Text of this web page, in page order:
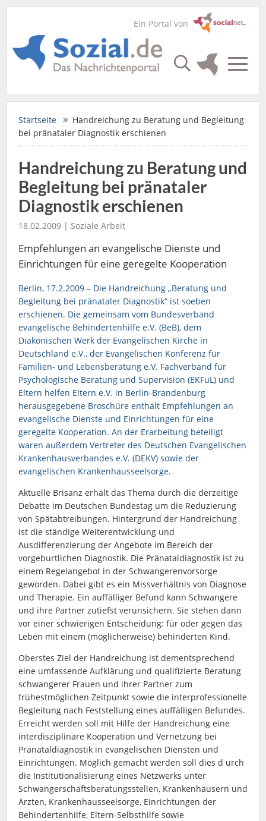
Ein Portal von
Startseite
Handreichung zu Beratung und Begleitung
bei pränataler Diagnostik erschienen
Handreichung zu Beratung und
Begleitung bei pränataler
Diagnostik erschienen
18.02.2009 | Soziale Arbeit
Empfehlungen an evangelische Dienste und
Einrichtungen für eine geregelte Kooperation
Berlin, 17.2.2009 – Die Handreichung „Beratung und
Begleitung bei pränataler Diagnostik“ ist soeben
erschienen. Die gemeinsam vom Bundesverband
evangelische Behindertenhilfe e.V. (BeB), dem
Diakonischen Werk der Evangelischen Kirche in
Deutschland e.V., der Evangelischen Konferenz für
Familien- und Lebensberatung e.V. Fachverband für
Psychologische Beratung und Supervision (EKFuL) und
Eltern helfen Eltern e.V. in Berlin-Brandenburg
herausgegebene Broschüre enthält Empfehlungen an
evangelische Dienste und Einrichtungen für eine
geregelte Kooperation. An der Erarbeitung beteiligt
waren außerdem Vertreter des Deutschen Evangelischen
Krankenhausverbandes e.V. (DEKV) sowie der
evangelischen Krankenhausseelsorge.
Aktuelle Brisanz erhält das Thema durch die derzeitige
Debatte im Deutschen Bundestag um die Reduzierung
von Spätabtreibungen. Hintergrund der Handreichung
ist die ständige Weiterentwicklung und
Ausdifferenzierung der Angebote im Bereich der
vorgeburtlichen Diagnostik. Die Pränataldiagnostik ist zu
einem Regelangebot in der Schwangerenvorsorge
geworden. Dabei gibt es ein Missverhältnis von Diagnose
und Therapie. Ein auffälliger Befund kann Schwangere
und ihre Partner zutiefst verunsichern. Sie stehen dann
vor einer schwierigen Entscheidung: für oder gegen das
Leben mit einem (möglicherweise) behinderten Kind.
Oberstes Ziel der Handreichung ist dementsprechend
eine umfassende Aufklärung und qualifizierte Beratung
schwangerer Frauen und ihrer Partner zum
frühestmöglichen Zeitpunkt sowie die interprofessionelle
Begleitung nach Feststellung eines auffälligen Befundes.
Erreicht werden soll mit Hilfe der Handreichung eine
interdisziplinäre Kooperation und Vernetzung bei
Pränataldiagnostik in evangelischen Diensten und
Einrichtungen. Möglich gemacht werden soll dies d urch
die Institutionalisierung eines Netzwerks unter
Schwangerschaftsberatungsstellen, Krankenhäusern und
Ärzten, Krankenhausseelsorge, Einrichtungen der
Behindertenhilfe, Eltern-Selbsthilfe sowie